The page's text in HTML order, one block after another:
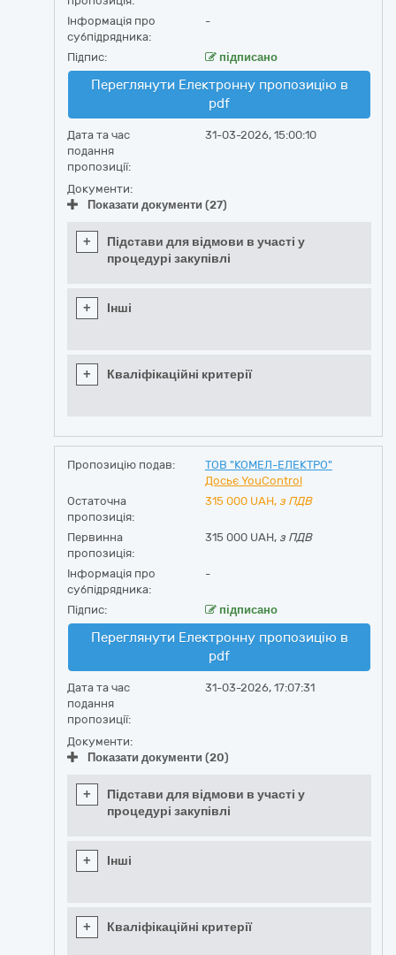
Інформація про
субпідрядника:
-
Підпис: підписано
Переглянути Електронну пропозицію в
pdf
Дата та час
подання
пропозиції:
31-03-2026, 15:00:10
Документи:
Показати документи (27)
+
Підстави для відмови в участі у
процедурі закупівлі
+ Інші
+ Кваліфікаційні критерії
Пропозицію подав:
ТОВ "КОМЕЛ-ЕЛЕКТРО"
Досьє YouControl
Остаточна
пропозиція:
315 000 UAH, з ПДВ
Первинна
пропозиція:
315 000 UAH, з ПДВ
Інформація про
субпідрядника:
-
Підпис: підписано
Переглянути Електронну пропозицію в
pdf
Дата та час
подання
пропозиції:
31-03-2026, 17:07:31
Документи:
Показати документи (20)
+
Підстави для відмови в участі у
процедурі закупівлі
+ Інші
+ Кваліфікаційні критерії